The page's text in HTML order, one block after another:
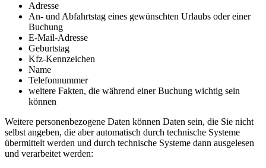
Adresse
An- und Abfahrtstag eines gewünschten Urlaubs oder einer
Buchung
E-Mail-Adresse
Geburtstag
Kfz-Kennzeichen
Name
Telefonnummer
weitere Fakten, die während einer Buchung wichtig sein
können
Weitere personenbezogene Daten können Daten sein, die Sie nicht
selbst angeben, die aber automatisch durch technische Systeme
übermittelt werden und durch technische Systeme dann ausgelesen
und verarbeitet werden: